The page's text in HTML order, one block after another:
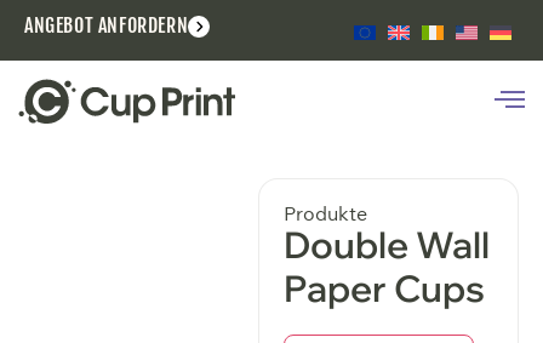
ANGEBOT ANFORDERN
Produkte
Double Wall
Paper Cups